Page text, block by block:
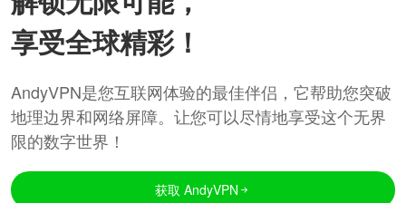
享受全球精彩！
AndyVPN是您互联网体验的最佳伴侣，它帮助您突破
地理边界和网络屏障。让您可以尽情地享受这个无界
限的数字世界！
获取 AndyVPN